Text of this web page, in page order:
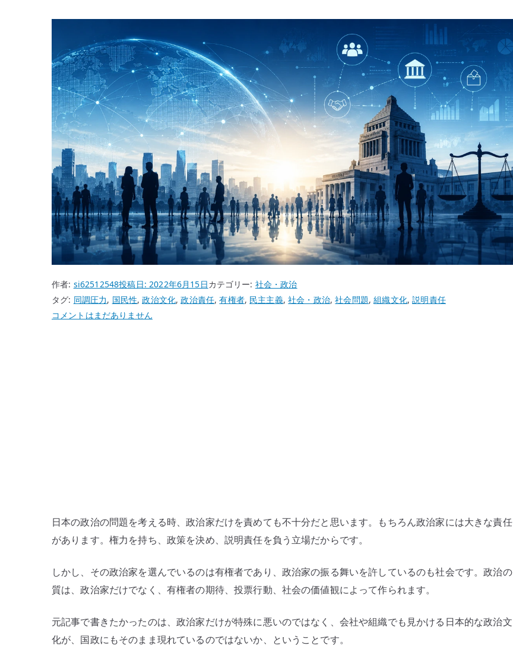
作者: si62512548投稿日:2022年6月15日カテゴリー: 社会・政治
タグ: 同調圧力, 国民性,政治文化,政治責任,有権者, 民主主義,社会・政治,社会問題,組織文化,説明責任
日
も
る
政
治
だ
け
コメントはまだありません
日本の政治の問題を考える時、政治家だけを責めても不十分だと思います。もちろん政治家には大きな責任
があります。権力を持ち、政策を決め、説明責任を負う立場だからです。
しかし、その政治家を選んでいるのは有権者であり、政治家の振る舞いを許しているのも社会です。政治の
質は、政治家だけでなく、有権者の期待、投票行動、社会の価値観によって作られます。
元記事で書きたかったのは、政治家だけが特殊に悪いのではなく、会社や組織でも見かける日本的な政治文
化が、国政にもそのまま現れているのではないか、ということです。